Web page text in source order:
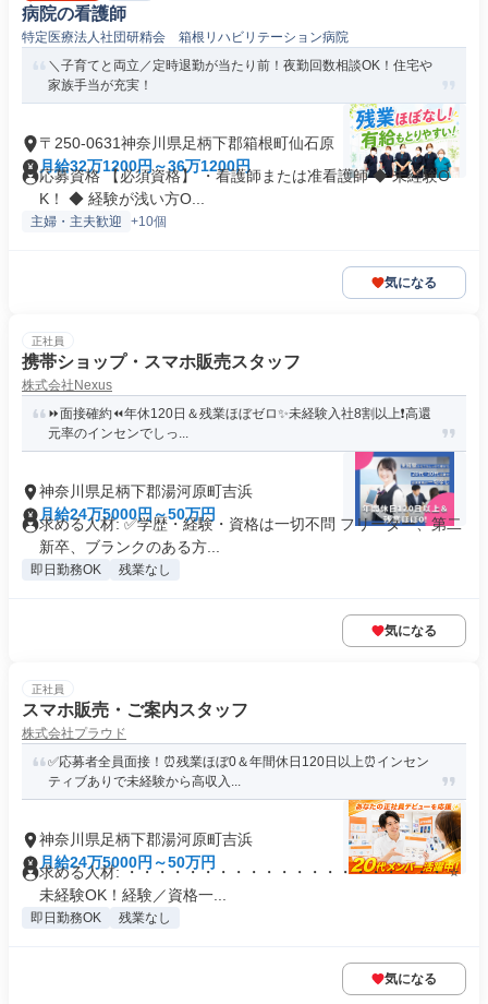
病院の看護師
特定医療法人社団研精会 箱根リハビリテーション病院
＼子育てと両立／定時退勤が当たり前！夜勤回数相談OK！住宅や
家族手当が充実！
〒250-0631神奈川県足柄下郡箱根町仙石原
月給32万1200円～36万1200円
応募資格 【必須資格】 ・看護師または准看護師 ◆ 未経験O
K！ ◆ 経験が浅い方O...
主婦・主夫歓迎 +10個
気になる
正社員
携帯ショップ・スマホ販売スタッフ
株式会社Nexus
⏩️面接確約⏪年休120日＆残業ほぼゼロ✨️未経験入社8割以上❗️高還
元率のインセンでしっ...
神奈川県足柄下郡湯河原町吉浜
月給24万5000円～50万円
求める人材: ✅️学歴・経験・資格は一切不問 フリーター、第二
新卒、ブランクのある方...
即日勤務OK 残業なし
気になる
正社員
スマホ販売・ご案内スタッフ
株式会社プラウド
✅応募者全員面接！⏰残業ほぼ0＆年間休日120日以上⏰インセン
ティブありで未経験から高収入...
神奈川県足柄下郡湯河原町吉浜
月給24万5000円～50万円
求める人材: ・・・・・・・・・・・・・・・・・・・・・ ⭐
未経験OK！経験／資格一...
即日勤務OK 残業なし
気になる